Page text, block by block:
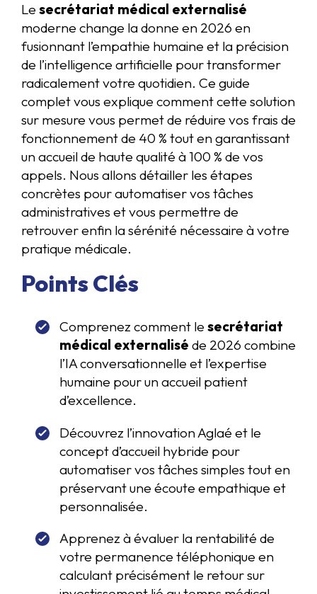
Le secrétariat médical externalisé
moderne change la donne en 2026 en
fusionnant l’empathie humaine et la précision
de l’intelligence artificielle pour transformer
radicalement votre quotidien. Ce guide
complet vous explique comment cette solution
sur mesure vous permet de réduire vos frais de
fonctionnement de 40 % tout en garantissant
un accueil de haute qualité à 100 % de vos
appels. Nous allons détailler les étapes
concrètes pour automatiser vos tâches
administratives et vous permettre de
retrouver enfin la sérénité nécessaire à votre
pratique médicale.
Points Clés
Comprenez comment le secrétariat
médical externalisé de 2026 combine
l’IA conversationnelle et l’expertise
humaine pour un accueil patient
d’excellence.
Découvrez l’innovation Aglaé et le
concept d’accueil hybride pour
automatiser vos tâches simples tout en
préservant une écoute empathique et
personnalisée.
Apprenez à évaluer la rentabilité de
votre permanence téléphonique en
calculant précisément le retour sur